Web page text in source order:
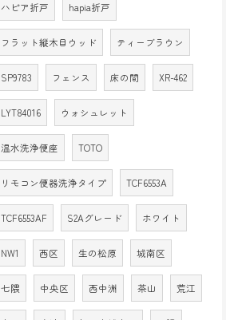
ハピア折戸 hapia折戸
フラット縦木目ウッド ティーブラウン
SP9783 フェンス 床の間 XR-462
LYT84016 ウォシュレット
温水洗浄便座 TOTO
リモコン便器洗浄タイプ TCF6553A
TCF6553AF S2Aグレード ホワイト
NW1 西区 生の松原 城南区
七隈 中央区 西中洲 茶山 荒江